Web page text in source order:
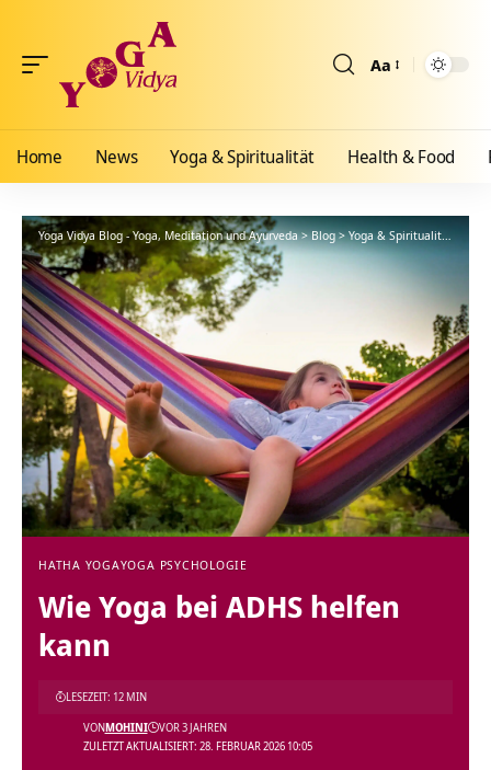
Aa
Home News Yoga & Spiritualität Health & Food
Yoga Vidya Blog - Yoga, Meditation und Ayurveda>Blog>Yoga & Spiritualität
HATHA YOGAYOGA PSYCHOLOGIE
Wie Yoga bei ADHS helfen
kann
ZULETZT AKTUALISIERT: 28. FEBRUAR 2026 10:05
VONMOHINI VOR 3 JAHREN
LESEZEIT: 12 MIN